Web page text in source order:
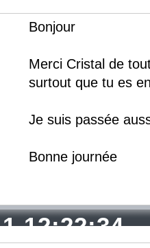
Bonjour
Merci Cristal de
surtout que tu es
Je suis passée
Bonne journée
12:22:34